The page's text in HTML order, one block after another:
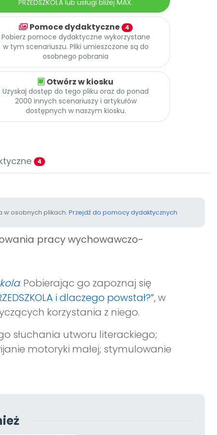
PRZEDSZKOLA lub usługi bliżej MAX.
Pomoce dydaktyczne 4
Pobierz pomoce dydaktyczne wykorzystane
w tym scenariuszu. Pliki umieszczone są do
osobnego pobrania
Otwórz w kiosku
Uzyskaj dostęp do tego pliku oraz do ponad
2000 innych scenariuszy i artykułów
dostępnych w naszym kiosku.
4
osobnych plikach. Przejdź do pomocy dydaktycznych
pracy wychowawczo-
. Pobierając go zapoznaj się
i dlaczego powstał?”, w
korzystania z niego.
słuchania utworu literackiego;
motoryki małej; stymulowanie